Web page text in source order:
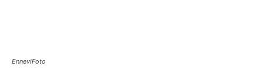
EnneviFoto